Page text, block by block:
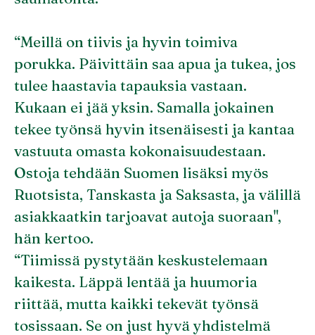
“Meillä on tiivis ja hyvin toimiva
porukka. Päivittäin saa apua ja tukea, jos
tulee haastavia tapauksia vastaan.
Kukaan ei jää yksin. Samalla jokainen
tekee työnsä hyvin itsenäisesti ja kantaa
vastuuta omasta kokonaisuudestaan.
Ostoja tehdään Suomen lisäksi myös
Ruotsista, Tanskasta ja Saksasta, ja välillä
asiakkaatkin tarjoavat autoja suoraan",
hän kertoo.
“Tiimissä pystytään keskustelemaan
kaikesta. Läppä lentää ja huumoria
riittää, mutta kaikki tekevät työnsä
tosissaan. Se on just hyvä yhdistelmä